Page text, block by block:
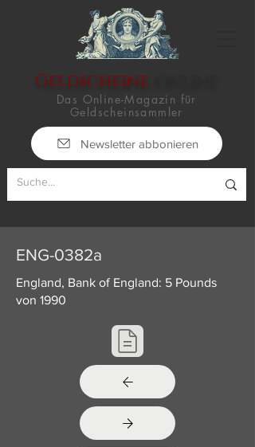
Geldscheine
Das Online-Magazin für
Geldscheinsammler
Newsletter abbonieren
ENG-0382a
England, Bank of England: 5 Pounds
von 1990